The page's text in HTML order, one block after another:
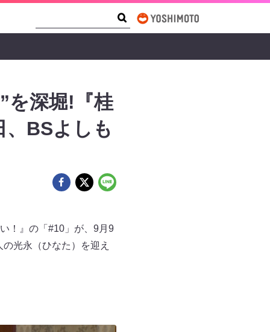
を深堀!『桂
BSよしも
！』の「#10」が、9月9
光永（ひなた）を迎え